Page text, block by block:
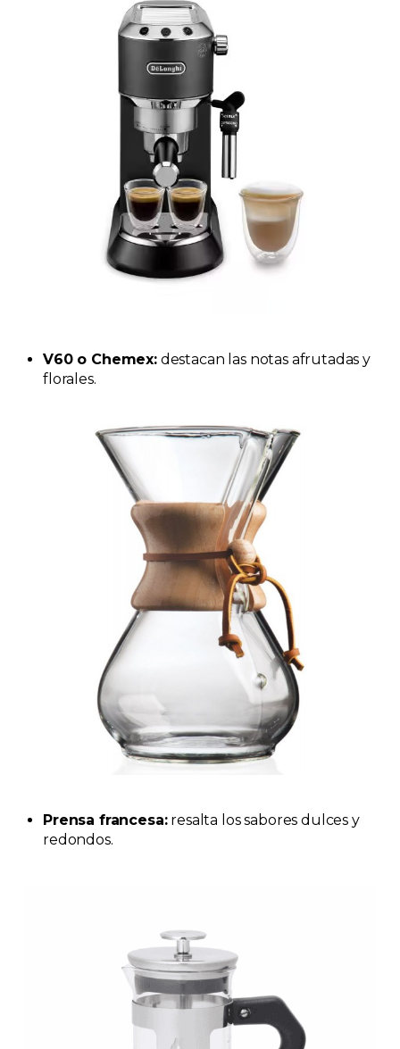
V60 o Chemex:destacan las notas afrutadas y
florales.
Prensa francesa:resalta los sabores dulces y
redondos.